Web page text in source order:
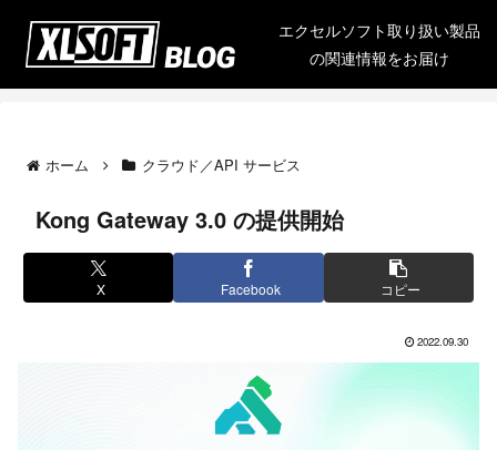
エクセルソフト取り扱い製品
の関連情報をお届け
ホーム クラウド／API サービス
Kong Gateway 3.0 の提供開始
X Facebook コピー
2022.09.30